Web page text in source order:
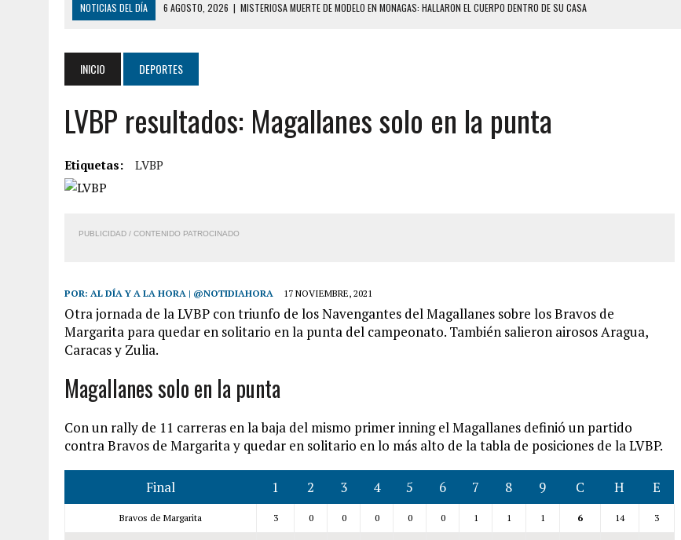
NOTICIAS DEL DÍA 6 AGOSTO, 2026 | MISTERIOSA MUERTE DE MODELO EN MONAGAS: HALLARON EL CUERPO DENTRO DE SU CASA
5 AGOSTO, 2026 | PRESUNTO BROTE PSICÓTICO POR FALTA DE TRATAMIENTO DESENCADENÓ TRAGEDIA FAMILIAR
5 AGOSTO, 2026
HORROR EN BARINAS: UN HOMBRE INDUJO AL SUICIDIO A UNA ADOLESCENTE DE 13 AÑOS TRAS ABUSAR DE ELLA
8 AGOSTO, 2026 | BOMBEROS DE CARACAS COMBATIERON INCENDIO DE GRAN MAGNITUD EN ZONA INDUSTRIAL DE EL LLANITO
7 AGOSTO, 2026 | FUGA DE GAS GENERÓ EXPLOSIÓN EN LOCAL COMERCIAL DE CHACAO
7 AGOSTO, 2026
7 AGOSTO, 2026 | LOCALIZARON CUERPO DE ‘LA SEÑORA DE LAS UÑAS BONITAS’ 42 DÍAS DESPUÉS DE LOS TERREMOTOS EN LA GUAIRA
INICIO DEPORTES
LVBP resultados: Magallanes solo en la punta
Etiquetas: LVBP
PUBLICIDAD / CONTENIDO PATROCINADO
POR: AL DÍA Y A LA HORA | @NOTIDIAHORA 17 NOVIEMBRE, 2021
Otra jornada de la LVBP con triunfo de los Navengantes del Magallanes sobre los Bravos de
Margarita para quedar en solitario en la punta del campeonato. También salieron airosos Aragua,
Caracas y Zulia.
Magallanes solo en la punta
Con un rally de 11 carreras en la baja del mismo primer inning el Magallanes definió un partido
contra Bravos de Margarita y quedar en solitario en lo más alto de la tabla de posiciones de la LVBP.
Final 1 2 3 4 5 6 7 8 9 C H E
Bravos de Margarita 3 0 0 0 0 0 1 1 1 6 14 3